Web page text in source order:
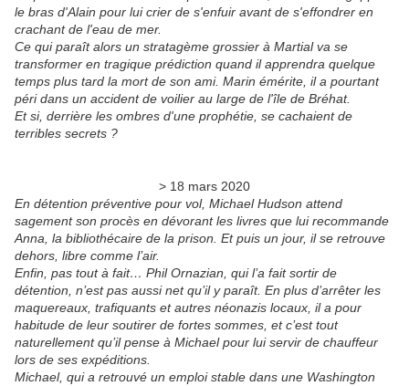
le bras d'Alain pour lui crier de s'enfuir avant de s'effondrer en
crachant de l'eau de mer.
Ce qui paraît alors un stratagème grossier à Martial va se
transformer en tragique prédiction quand il apprendra quelque
temps plus tard la mort de son ami. Marin émérite, il a pourtant
péri dans un accident de voilier au large de l'île de Bréhat.
Et si, derrière les ombres d'une prophétie, se cachaient de
terribles secrets ?
> 18 mars 2020
En détention préventive pour vol, Michael Hudson attend
sagement son procès en dévorant les livres que lui recommande
Anna, la bibliothécaire de la prison. Et puis un jour, il se retrouve
dehors, libre comme l’air.
Enfin, pas tout à fait… Phil Ornazian, qui l’a fait sortir de
détention, n’est pas aussi net qu’il y paraît. En plus d’arrêter les
maquereaux, trafiquants et autres néonazis locaux, il a pour
habitude de leur soutirer de fortes sommes, et c’est tout
naturellement qu’il pense à Michael pour lui servir de chauffeur
lors de ses expéditions.
Michael, qui a retrouvé un emploi stable dans une Washington